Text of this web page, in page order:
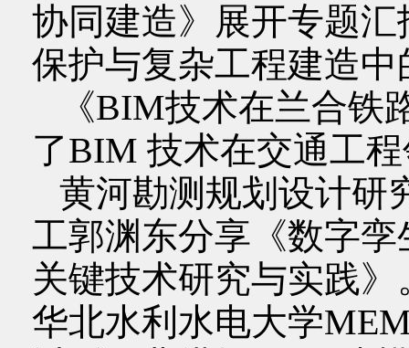
协同建造》展开专题
保护与复杂工程建造
《BIM技术在兰合铁
了BIM 技术在交通工
黄河勘测规划设计研
工郭渊东分享《数字
关键技术研究与实践》
华北水利水电大学